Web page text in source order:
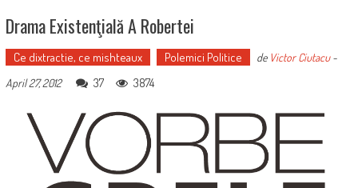
Drama Existenţială A Robertei
Ce dixtractie, ce mishteaux Polemici Politice de Victor Ciutacu-
April 27, 2012
37 3874